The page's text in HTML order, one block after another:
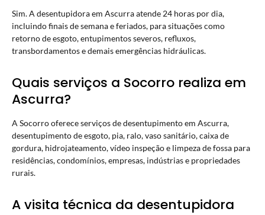
Sim. A desentupidora em Ascurra atende 24 horas por dia,
incluindo finais de semana e feriados, para situações como
retorno de esgoto, entupimentos severos, refluxos,
transbordamentos e demais emergências hidráulicas.
Quais serviços a Socorro realiza em
Ascurra?
A Socorro oferece serviços de desentupimento em Ascurra,
desentupimento de esgoto, pia, ralo, vaso sanitário, caixa de
gordura, hidrojateamento, vídeo inspeção e limpeza de fossa para
residências, condomínios, empresas, indústrias e propriedades
rurais.
A visita técnica da desentupidora